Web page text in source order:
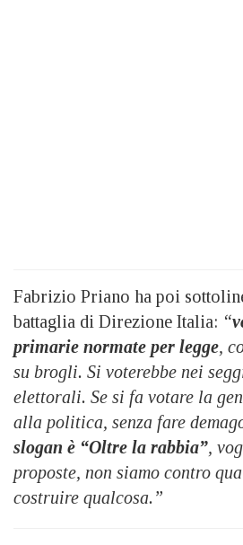
Fabrizio Priano ha poi
battaglia di Direzione Italia: “
primarie normate per legge,
su brogli. Si voterebbe nei
elettorali. Se si fa votare la
alla politica, senza fare
slogan è “Oltre la rabbia”,
proposte, non siamo contro
costruire qualcosa.”